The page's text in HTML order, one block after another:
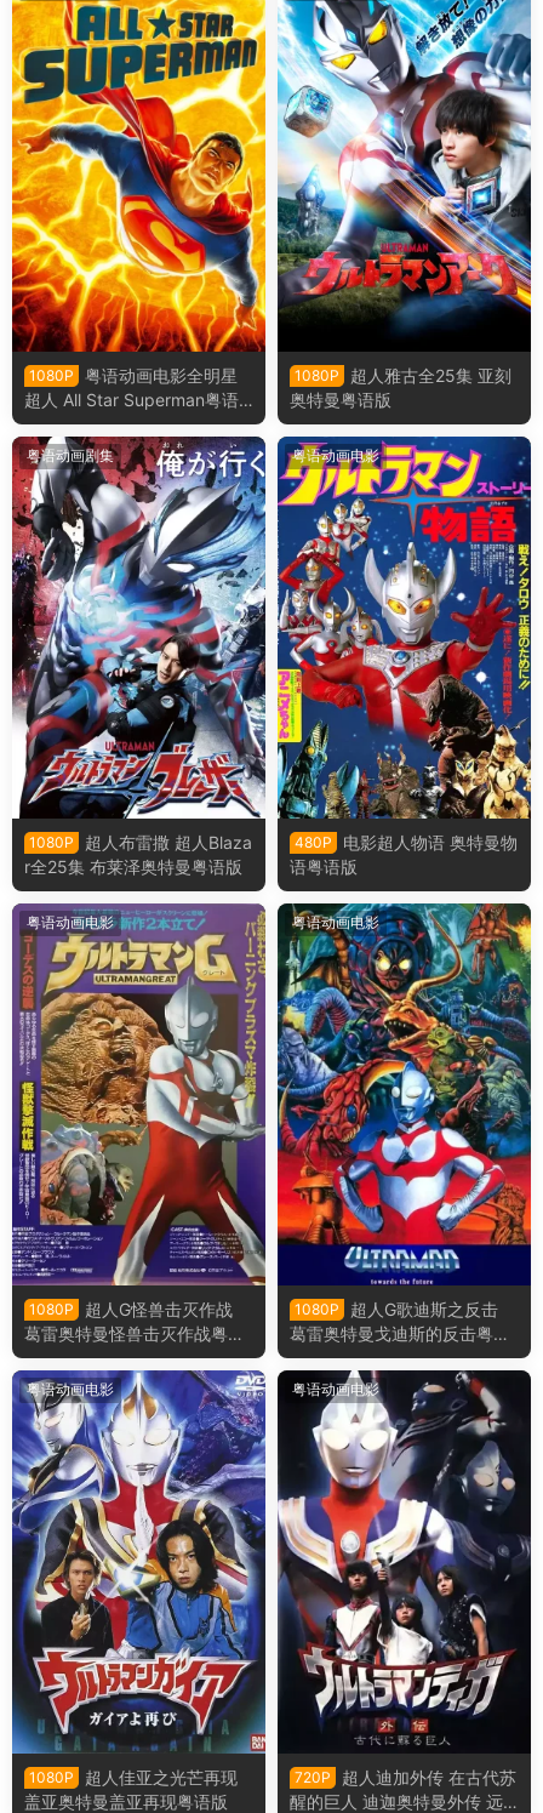
1080P
粤语动画电影全明星
超人 All Star Superman粤语
版
1080P
超人雅古全25集 亚刻
奥特曼粤语版
粤语动画剧集
1080P
超人布雷撒 超人Blaza
r全25集 布莱泽奥特曼粤语版
粤语动画电影
480P
电影超人物语 奥特曼物
语粤语版
粤语动画电影
1080P
超人G怪兽击灭作战
葛雷奥特曼怪兽击灭作战粤语
版
粤语动画电影
1080P
超人G歌迪斯之反击
葛雷奥特曼戈迪斯的反击粤语
版
粤语动画电影
1080P
超人佳亚之光芒再现
盖亚奥特曼盖亚再现粤语版
粤语动画电影
720P
超人迪加外传 在古代苏
醒的巨人 迪迦奥特曼外传 远